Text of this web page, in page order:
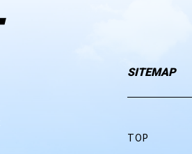
SITEMAP
TOP